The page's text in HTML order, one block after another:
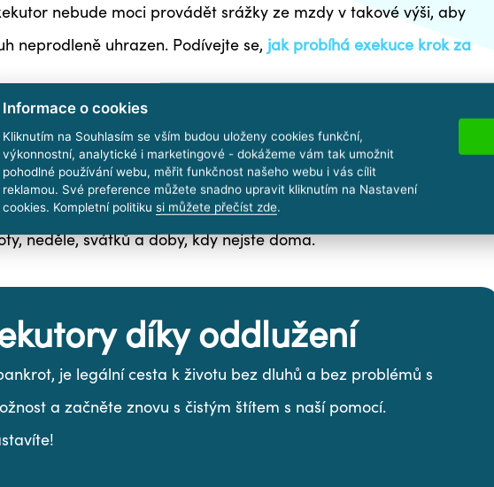
nebude moci provádět srážky ze mzdy v takové výši, aby
neprodleně uhrazen. Podívejte se, jak probíhá exekuce krok za
důležitý tzv. moment překvapení, abyste neměli možnost z bytu
ho ukrýt. Z tohoto důvoduse předem nedozvíte, kdy exekutor
doba není ze zákona nijak omezená, takže počítejte s tím, že
neděle, svátků a doby, kdy nejste doma.
díky oddlužení
je legální cesta k životu bez dluhů a bez problémů s
a začněte znovu s čistým štítem s naší pomocí.
Informace o cookies
Kliknutím na Souhlasím se vším budou uloženy cookies funkční,
výkonnostní, analytické i marketingové - dokážeme vám tak umožnit
pohodlné používání webu, měřit funkčnost našeho webu i vás cílit
reklamou. Své preference můžete snadno upravit kliknutím na Nastavení
cookies. Kompletní politiku si můžete přečíst zde.